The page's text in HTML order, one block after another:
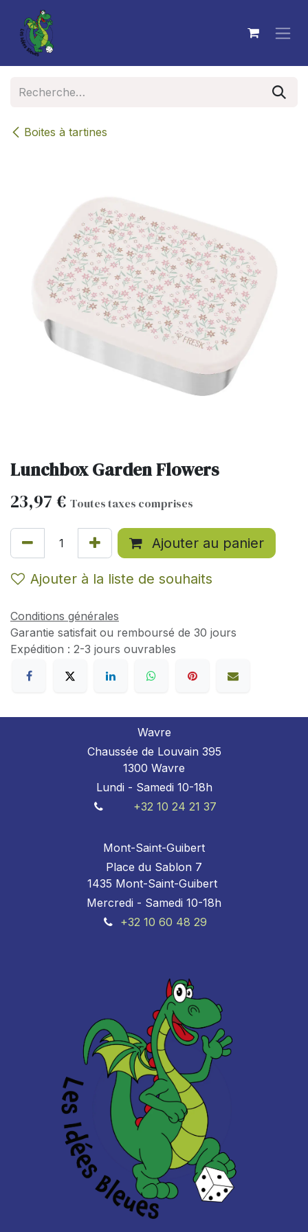
Se rendre au contenu
Boites à tartines
Lunchbox Garden Flowers
23,97 € Toutes taxes comprises
Ajouter au panier
Ajouter à la liste de souhaits
Conditions générales
Garantie satisfait ou remboursé de 30 jours
Expédition : 2-3 jours ouvrables
Wavre
Chaussée de Louvain 395
1300 Wavre
Lundi - Samedi 10-18h
+32 10 24 21 37
Mont-Saint-Guibert
Place du Sablon 7
1435 Mont-Saint-Guibert
Mercredi - Samedi 10-18h
+32 10 60 48 29